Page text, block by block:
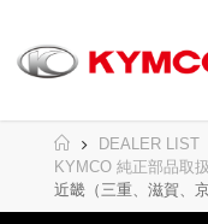
ッ
ホ
ー
ム
DEALER LIST
KYMCO 純正部品取
近畿（三重、滋賀、京